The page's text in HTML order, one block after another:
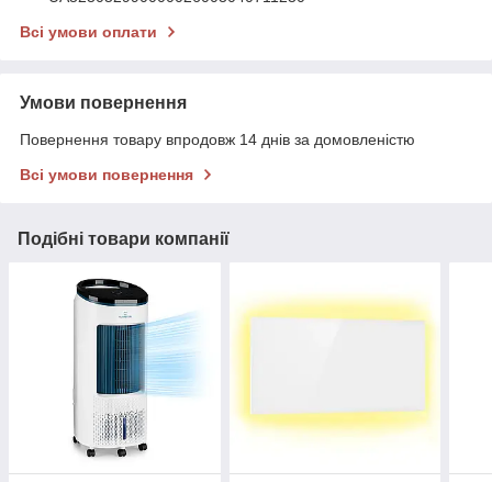
Всі умови оплати
Умови повернення
Повернення товару впродовж 14 днів за домовленістю
Всі умови повернення
Подібні товари компанії